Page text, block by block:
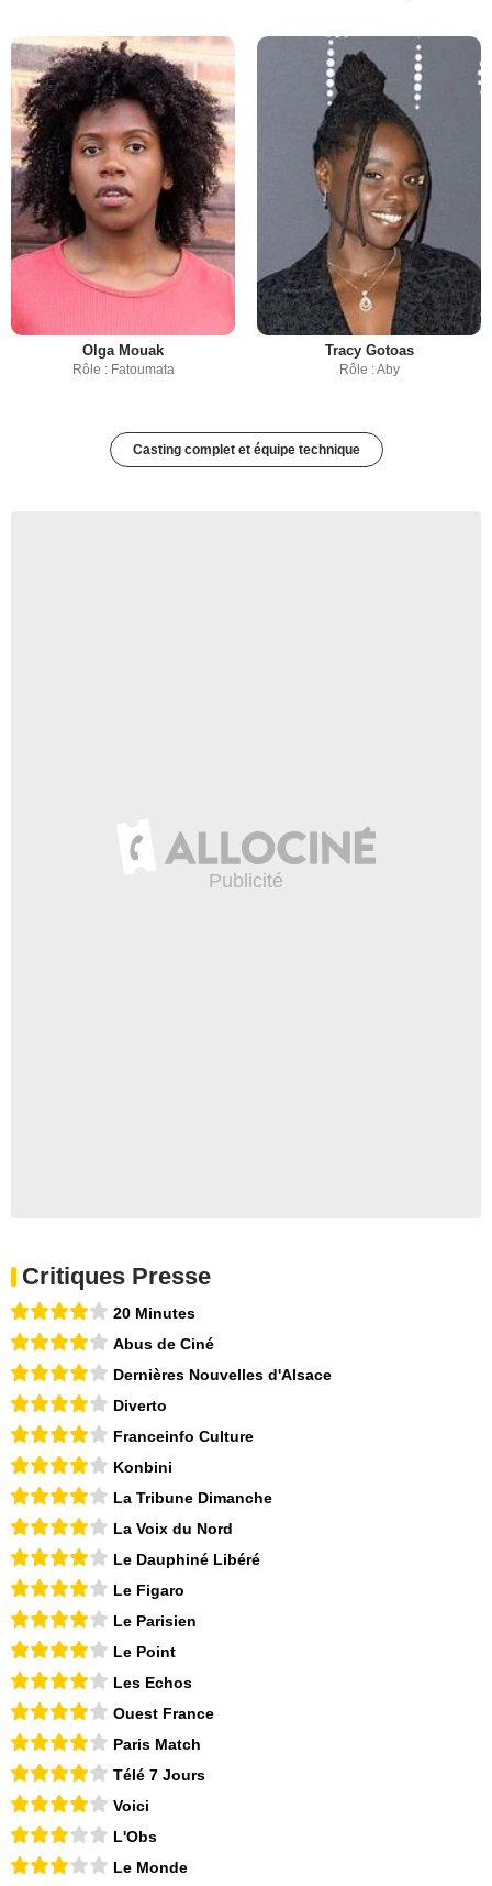
Olga Mouak
Rôle : Fatoumata
Tracy Gotoas
Rôle : Aby
Casting complet et équipe technique
Critiques Presse
20 Minutes
Abus de Ciné
Dernières Nouvelles d'Alsace
Diverto
Franceinfo Culture
Konbini
La Tribune Dimanche
La Voix du Nord
Le Dauphiné Libéré
Le Figaro
Le Parisien
Le Point
Les Echos
Ouest France
Paris Match
Télé 7 Jours
Voici
L'Obs
Le Monde